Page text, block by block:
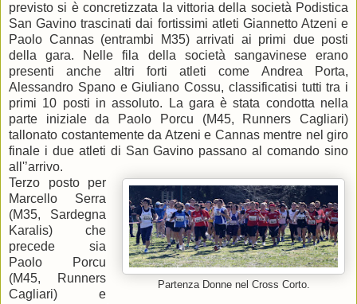
previsto si è concretizzata la vittoria della società Podistica
San Gavino trascinati dai fortissimi atleti Giannetto Atzeni e
Paolo Cannas (entrambi M35) arrivati ai primi due posti
della gara. Nelle fila della società sangavinese erano
presenti anche altri forti atleti come Andrea Porta,
Alessandro Spano e Giuliano Cossu, classificatisi tutti tra i
primi 10 posti in assoluto. La gara è stata condotta nella
parte iniziale da Paolo Porcu (M45, Runners Cagliari)
tallonato costantemente da Atzeni e Cannas mentre nel giro
finale i due atleti di San Gavino passano al comando sino
all'’arrivo.
Partenza Donne nel Cross Corto.
Terzo posto per
Marcello Serra
(M35, Sardegna
Karalis) che
precede sia
Paolo Porcu
(M45, Runners
Cagliari) e